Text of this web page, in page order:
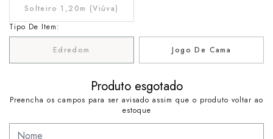
Tipo De Item:
Edredom Jogo De Cama
Solteiro 1,20m (Viúva)
Produto esgotado
Preencha os campos para ser avisado assim que o produto voltar ao
estoque